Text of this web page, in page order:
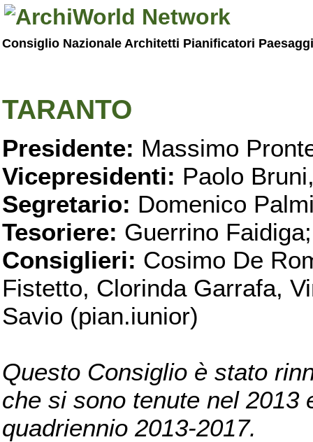
Consiglio Nazionale Architetti Pianificatori
TARANTO
Presidente: Massimo
Vicepresidenti: Paolo
Segretario: Domenico
Tesoriere: Guerrino Faidiga;
Consiglieri: Cosimo De
Fistetto, Clorinda Garrafa,
Savio (pian.iunior)
Questo Consiglio è stato
che si sono tenute nel 2013
quadriennio 2013-2017.